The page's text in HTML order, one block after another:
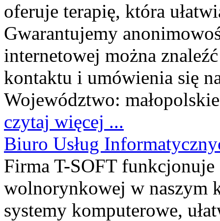
oferuje terapię, która
Gwarantujemy
internetowej można
kontaktu i umówienia się
Województwo: małopolskie
czytaj więcej ...
Biuro Usług
Firma T-SOFT
wolnorynkowej w naszym
systemy komputerowe,